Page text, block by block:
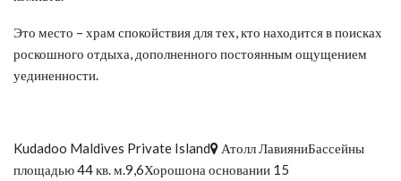
Это место – храм спокойствия для тех, кто находится в поисках
роскошного отдыха, дополненного постоянным ощущением
уединенности.
Kudadoo Maldives Private Island
Атолл ЛавияниБассейны
площадью 44 кв. м.9,6Хорошона основании 15